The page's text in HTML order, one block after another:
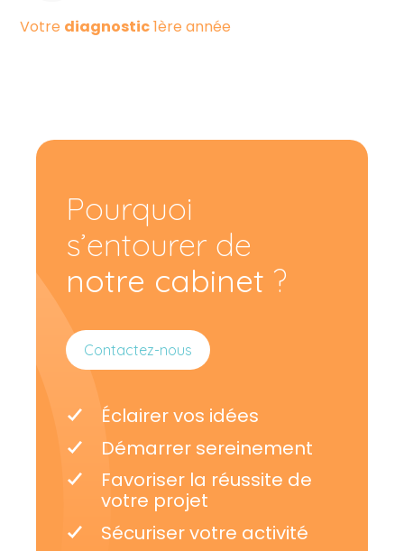
Votre diagnostic1ère année
Pourquoi
s’entourer de
notre cabinet ?
Contactez-nous
Éclairer vos idées
Démarrer sereinement
Favoriser la réussite de
votre projet
Sécuriser votre activité